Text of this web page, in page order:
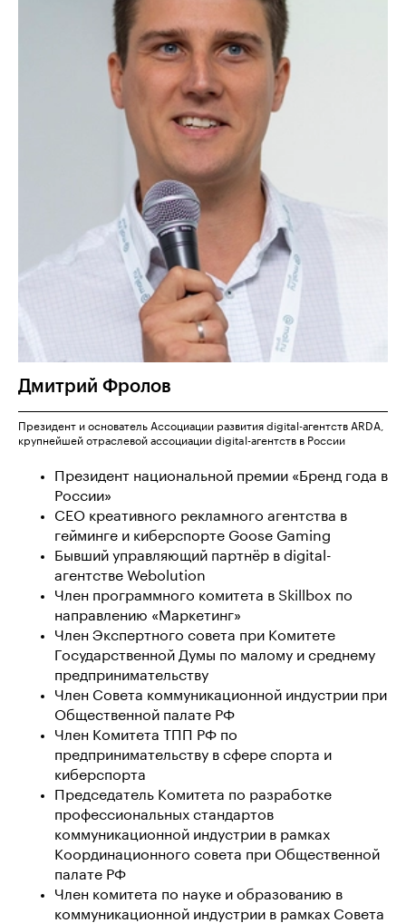
Дмитрий Фролов
Президент и основатель Ассоциации развития digital-агентств ARDA,
крупнейшей отраслевой ассоциации digital-агентств в России
Президент национальной премии «Бренд года в
России»
CEO креативного рекламного агентства в
гейминге и киберспорте Goose Gaming
Бывший управляющий партнёр в digital-
агентстве Webolution
Член программного комитета в Skillbox по
направлению «Маркетинг»
Член Экспертного совета при Комитете
Государственной Думы по малому и среднему
предпринимательству
Член Совета коммуникационной индустрии при
Общественной палате РФ
Член Комитета ТПП РФ по
предпринимательству в сфере спорта и
киберспорта
Председатель Комитета по разработке
профессиональных стандартов
коммуникационной индустрии в рамках
Координационного совета при Общественной
палате РФ
Член комитета по науке и образованию в
коммуникационной индустрии в рамках Совета